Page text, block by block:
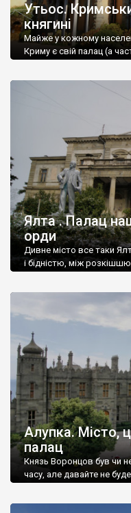
Утьос.
княгині
Майже у кожному
Криму є свій палац (а
Ялта . Палац
орди
Дивне місто все таки
і бідністю, між
Алупка. Місто,
палац
Князь Воронцов був чи
часу, але давайте не